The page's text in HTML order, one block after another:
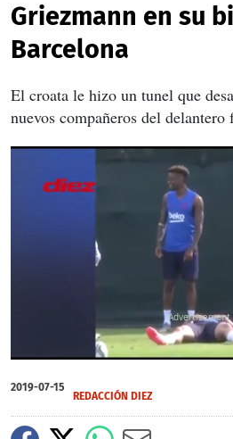
Griezmann en su
Barcelona
El croata le hizo un tunel que
nuevos compañeros del delantero
of
27
2019-07-15
REDACCIÓN DIEZ